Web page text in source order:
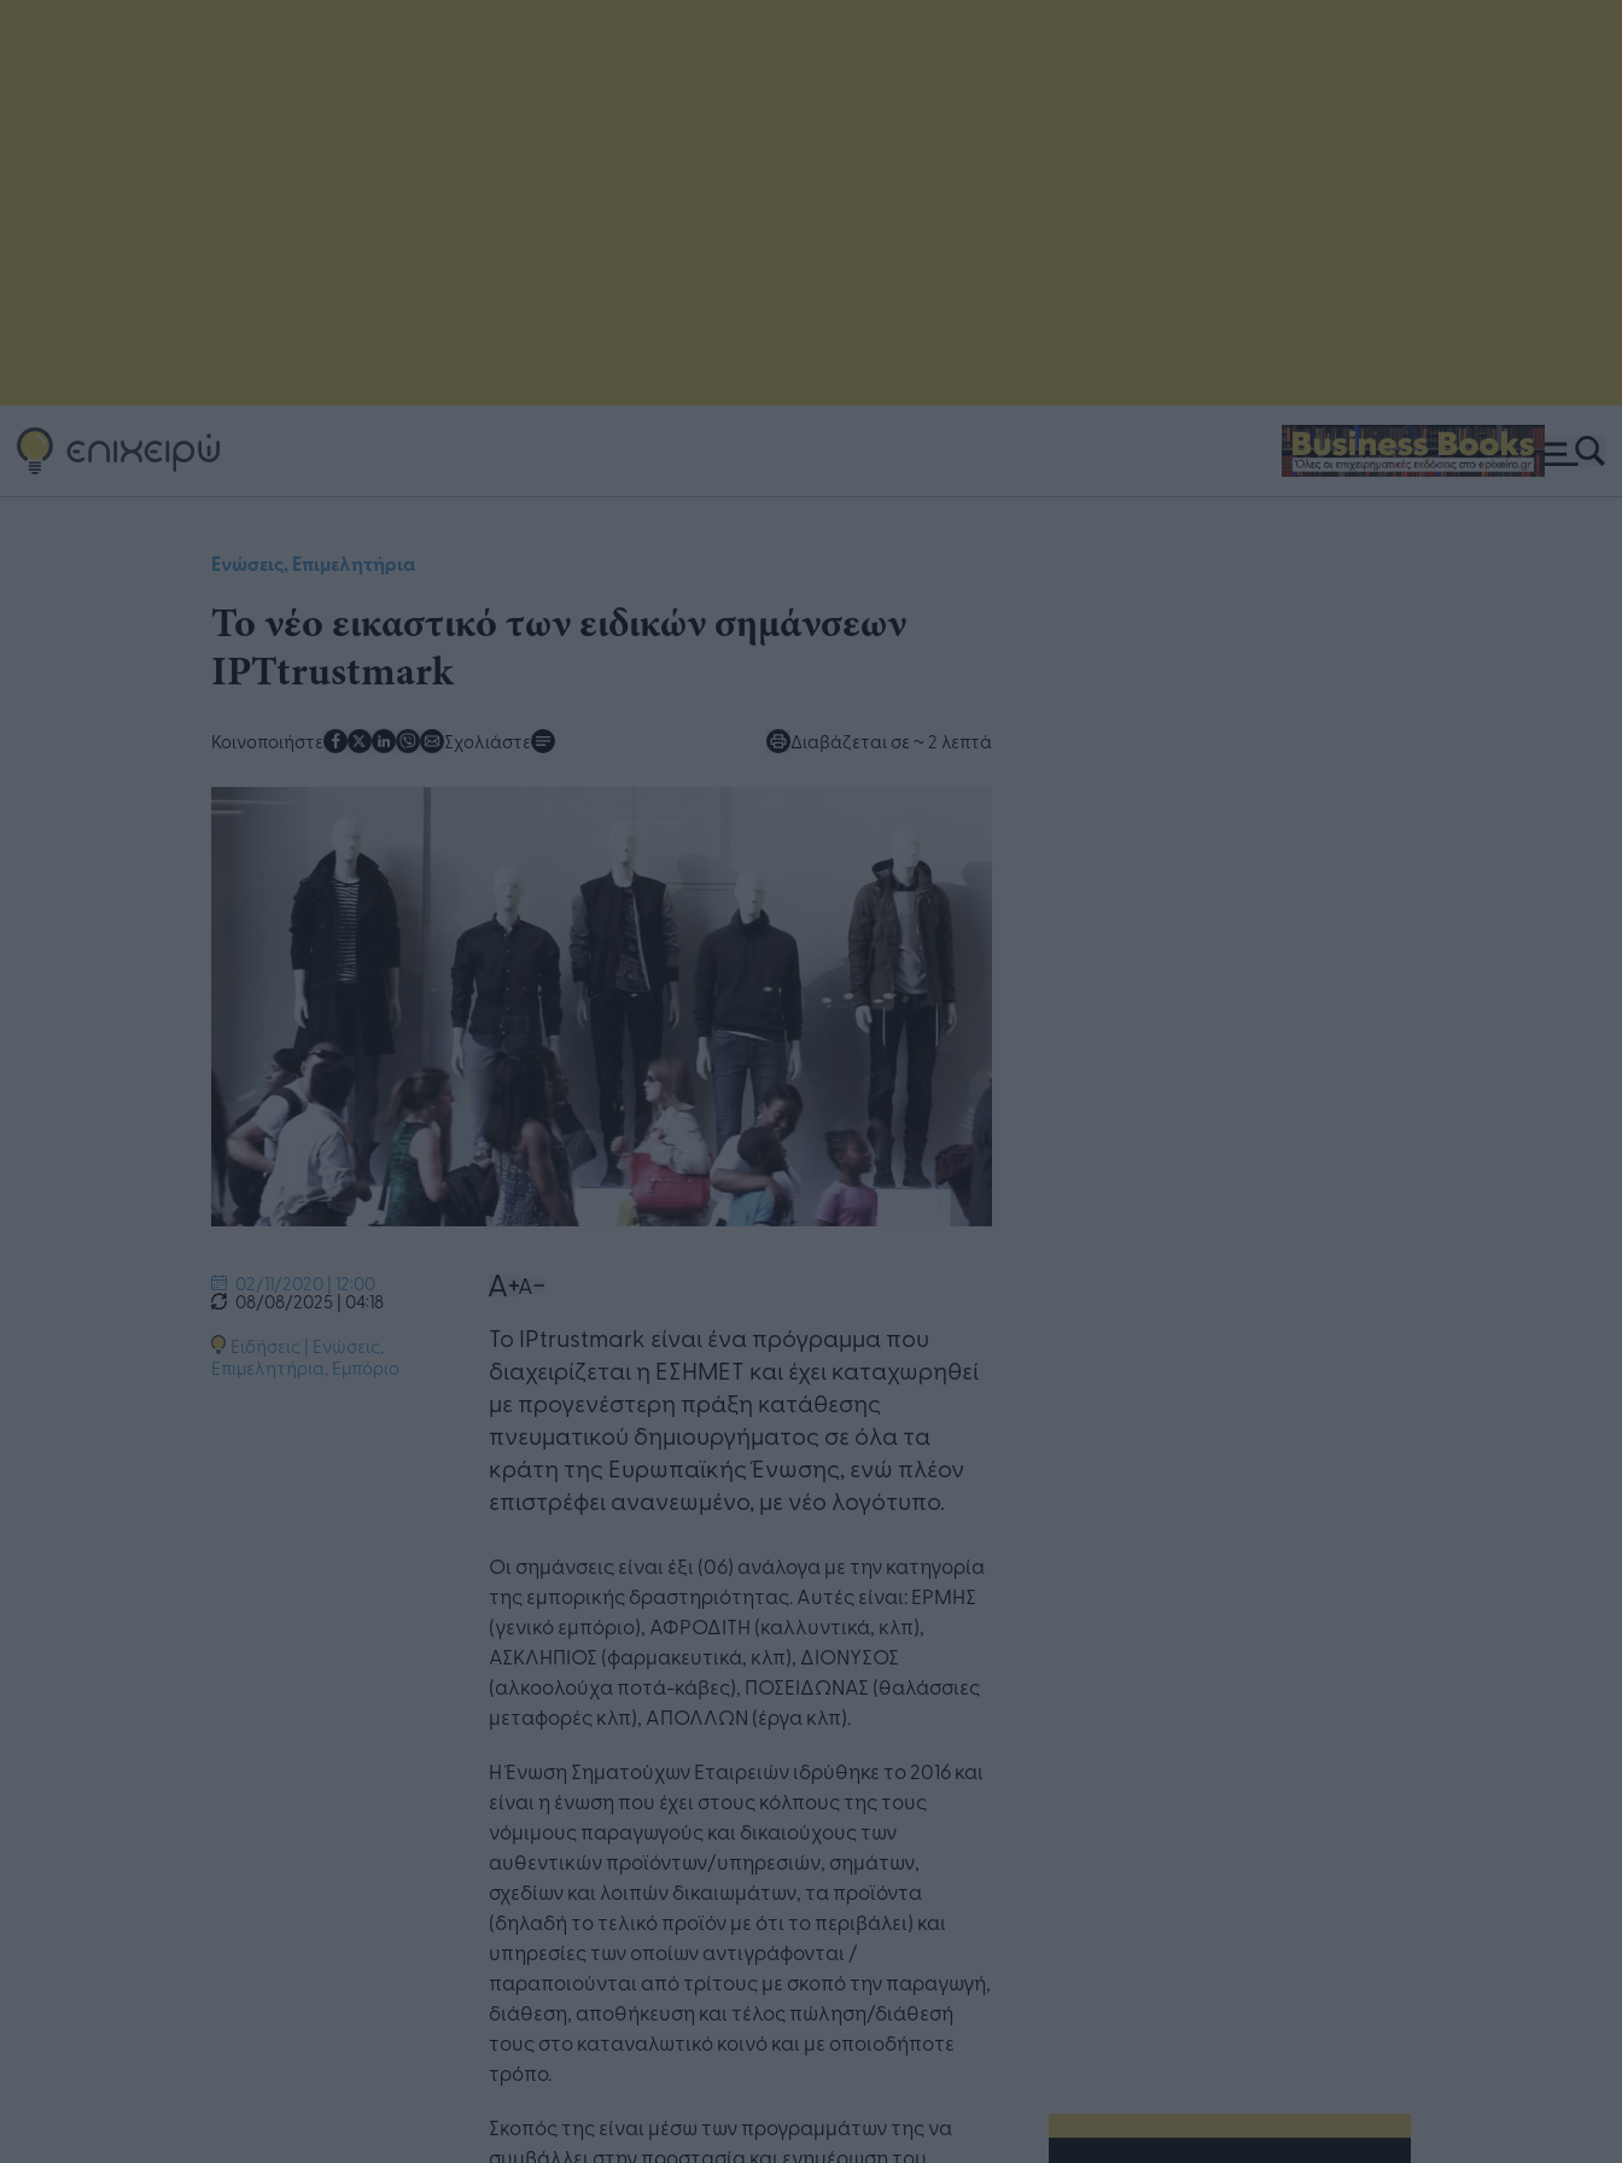
Ενώσεις, Επιμελητήρια
Το νέο εικαστικό των ειδικών σημάνσεων
IPTtrustmark
Κοινοποιήστε Σχολιάστε Διαβάζεται σε ~ 2 λεπτά
02/11/2020 | 12:00
08/08/2025 | 04:18
Ειδήσεις | Ενώσεις,
Επιμελητήρια, Εμπόριο
Το IPtrustmark είναι ένα πρόγραμμα που
διαχειρίζεται η ΕΣΗΜΕΤ και έχει καταχωρηθεί
με προγενέστερη πράξη κατάθεσης
πνευματικού δημιουργήματος σε όλα τα
κράτη της Ευρωπαϊκής Ένωσης, ενώ πλέον
επιστρέφει ανανεωμένο, με νέο λογότυπο.
Οι σημάνσεις είναι έξι (06) ανάλογα με την κατηγορία
της εμπορικής δραστηριότητας. Αυτές είναι: ΕΡΜΗΣ
(γενικό εμπόριο), ΑΦΡΟΔΙΤΗ (καλλυντικά, κλπ),
ΑΣΚΛΗΠΙΟΣ (φαρμακευτικά, κλπ), ΔΙΟΝΥΣΟΣ
(αλκοολούχα ποτά-κάβες), ΠΟΣΕΙΔΩΝΑΣ (θαλάσσιες
μεταφορές κλπ), ΑΠΟΛΛΩΝ (έργα κλπ).
Η Ένωση Σηματούχων Εταιρειών ιδρύθηκε το 2016 και
είναι η ένωση που έχει στους κόλπους της τους
νόμιμους παραγωγούς και δικαιούχους των
αυθεντικών προϊόντων/υπηρεσιών, σημάτων,
σχεδίων και λοιπών δικαιωμάτων, τα προϊόντα
(δηλαδή το τελικό προϊόν με ότι το περιβάλει) και
υπηρεσίες των οποίων αντιγράφονται /
παραποιούνται από τρίτους με σκοπό την παραγωγή,
διάθεση, αποθήκευση και τέλος πώληση/διάθεσή
τους στο καταναλωτικό κοινό και με οποιοδήποτε
τρόπο.
Σκοπός της είναι μέσω των προγραμμάτων της να
συμβάλλει στην προστασία και ενημέρωση του